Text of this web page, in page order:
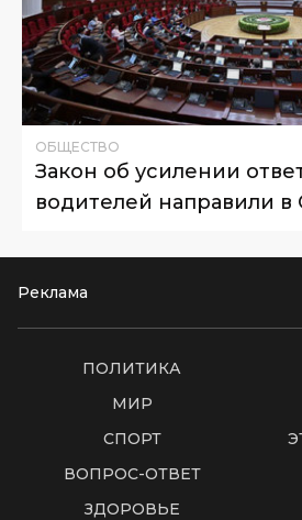
ОБЩЕСТВО
Закон об усилении
водителей направили в
Реклама
ПОЛИТИКА
МИР
СПОРТ
ВОПРОС-ОТВЕТ
ЗДОРОВЬЕ